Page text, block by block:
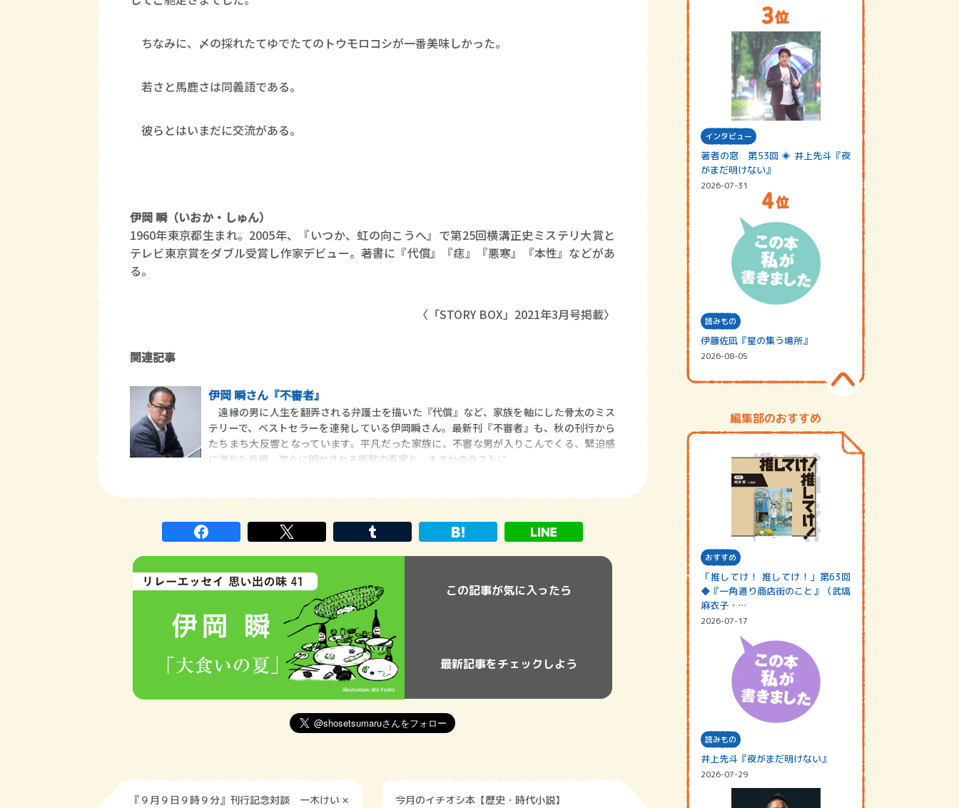
ちなみに、〆の採れたてゆでたてのトウモロコシが一番美味しかった。
若さと馬鹿さは同義語である。
彼らとはいまだに交流がある。
伊岡 瞬（いおか・しゅん）
1960年東京都生まれ。2005年、『いつか、虹の向こうへ』で第25回横溝正史ミステリ大賞と
テレビ東京賞をダブル受賞し作家デビュー。著書に『代償』『痣』『悪寒』『本性』などがあ
る。
〈「STORY BOX」2021年3月号掲載〉
関連記事
伊岡 瞬さん『不審者』
遠縁の男に人生を翻弄される弁護士を描いた『代償』など、家族を軸にした骨太のミス
テリーで、ベストセラーを連発している伊岡瞬さん。最新刊『不審者』も、秋の刊行から
たちまち大反響となっています。平凡だった家族に、不審な男が入りこんでくる、緊迫感
に満ちた長編。次々に明かされる衝撃の事実と、まさかのラストに、
この記事が気に入ったら
最新記事をチェックしよう
『９月９日９時９分』刊行記念対談 一木けい ×
今月のイチオシ本【歴史・時代小説】
インタビュー
著者の窓 第53回 ◈ 井上先斗『夜
がまだ明けない』
2026-07-31
読みもの
伊藤佐凪『星の集う場所』
2026-08-05
編集部のおすすめ
おすすめ
「推してけ！ 推してけ！」第63回
◆『一角通り商店街のこと』（武塙
麻衣子・…
2026-07-17
読みもの
井上先斗『夜がまだ明けない』
2026-07-29